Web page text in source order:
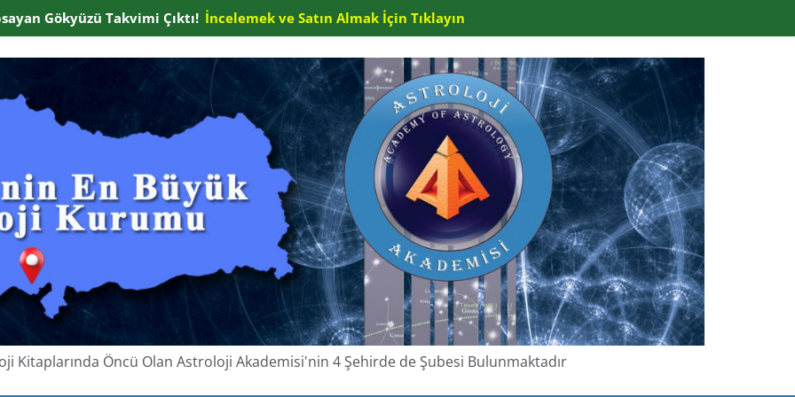
Kitaplarında Öncü Olan Astroloji Akademisi'nin 4 Şehirde de Şubesi Bulunmaktadır
Gökyüzü Takvimi Çıktı! İncelemek ve Satın Almak İçin Tıklayın